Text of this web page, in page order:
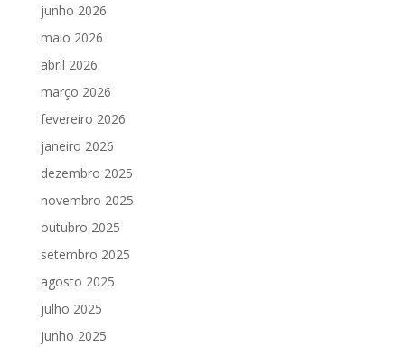
junho 2026
maio 2026
abril 2026
março 2026
fevereiro 2026
janeiro 2026
dezembro 2025
novembro 2025
outubro 2025
setembro 2025
agosto 2025
julho 2025
junho 2025